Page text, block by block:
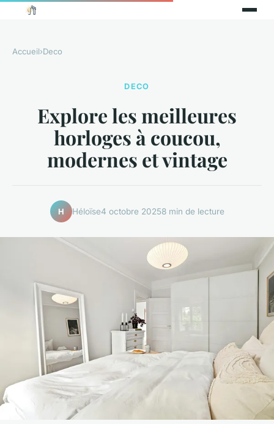
Accueil›Deco
DECO
Explore les meilleures
horloges à coucou,
modernes et vintage
H Héloïse4 octobre 20258 min de lecture